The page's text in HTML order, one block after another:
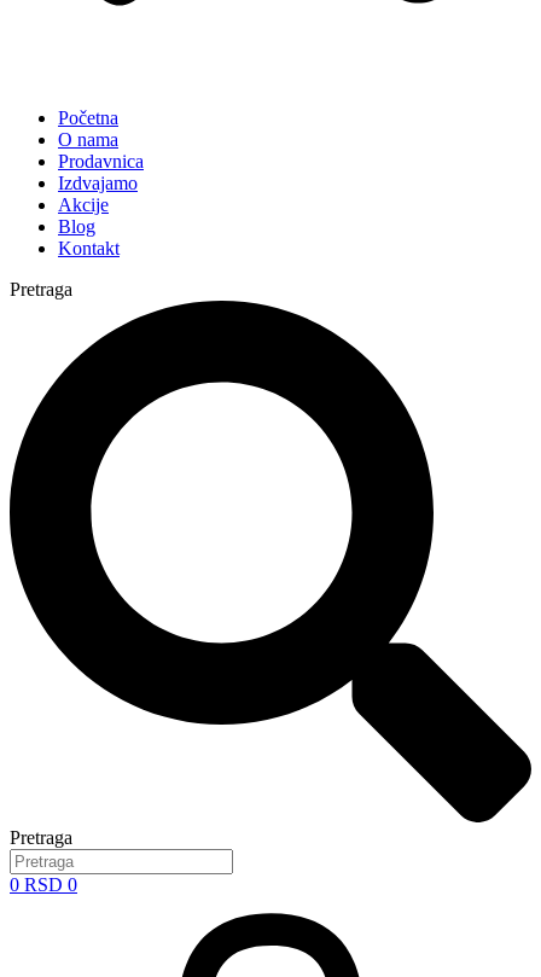
Početna
O nama
Prodavnica
Izdvajamo
Akcije
Blog
Kontakt
Pretraga
Pretraga
0 RSD 0